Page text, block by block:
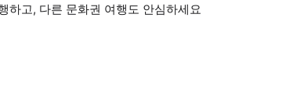
고, 다른 문화권 여행도 안심하세요